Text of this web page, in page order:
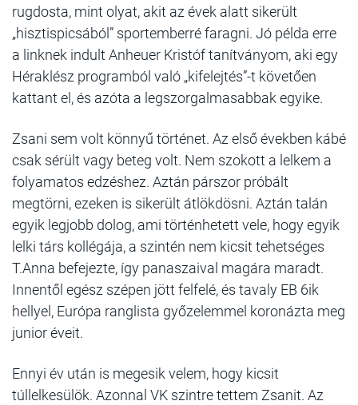
rugdosta, mint olyat, akit az évek alatt sikerült
„hisztispicsából” sportemberré faragni. Jó példa erre
a linknek indult Anheuer Kristóf tanítványom, aki egy
Héraklész programból való „kifelejtés”-t követően
kattant el, és azóta a legszorgalmasabbak egyike.
Zsani sem volt könnyű történet. Az első években kábé
csak sérült vagy beteg volt. Nem szokott a lelkem a
folyamatos edzéshez. Aztán párszor próbált
megtörni, ezeken is sikerült átlökdösni. Aztán talán
egyik legjobb dolog, ami történhetett vele, hogy egyik
lelki társ kollégája, a szintén nem kicsit tehetséges
T.Anna befejezte, így panaszaival magára maradt.
Innentől egész szépen jött felfelé, és tavaly EB 6ik
hellyel, Európa ranglista győzelemmel koronázta meg
junior éveit.
Ennyi év után is megesik velem, hogy kicsit
túllelkesülök. Azonnal VK szintre tettem Zsanit. Az